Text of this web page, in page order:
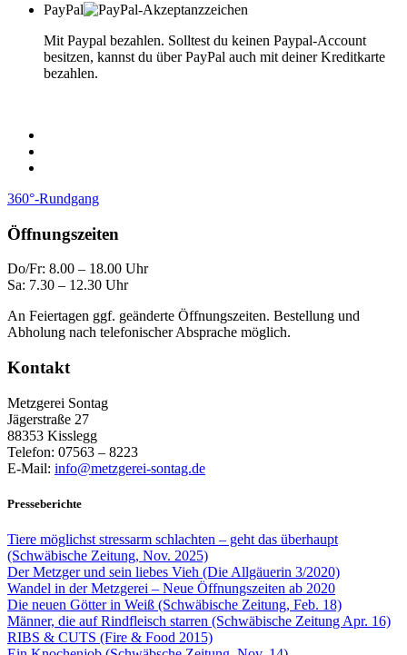
PayPal
Mit Paypal bezahlen. Solltest du keinen Paypal-Account
besitzen, kannst du über PayPal auch mit deiner Kreditkarte
bezahlen.
360°-Rundgang
Öffnungszeiten
Do/Fr: 8.00 – 18.00 Uhr
Sa: 7.30 – 12.30 Uhr
An Feiertagen ggf. geänderte Öffnungszeiten. Bestellung und
Abholung nach telefonischer Absprache möglich.
Kontakt
Metzgerei Sontag
Jägerstraße 27
88353 Kisslegg
Telefon: 07563 – 8223
E-Mail: info@metzgerei-sontag.de
Presseberichte
Tiere möglichst stressarm schlachten – geht das überhaupt
(Schwäbische Zeitung, Nov. 2025)
Der Metzger und sein liebes Vieh (Die Allgäuerin 3/2020)
Wandel in der Metzgerei – Neue Öffnungszeiten ab 2020
Die neuen Götter in Weiß (Schwäbische Zeitung, Feb. 18)
Männer, die auf Rindfleisch starren (Schwäbische Zeitung Apr. 16)
RIBS & CUTS (Fire & Food 2015)